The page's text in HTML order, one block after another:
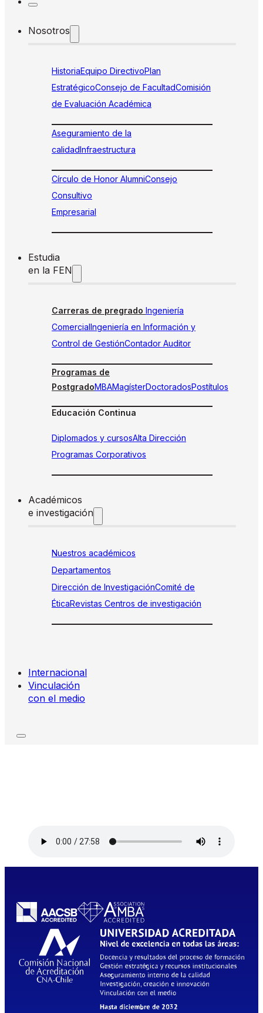
Nosotros
HistoriaEquipo DirectivoPlan
EstratégicoConsejo de FacultadComisión
de Evaluación Académica
Aseguramiento de la
calidadInfraestructura
Círculo de Honor AlumniConsejo
Consultivo
Empresarial
Estudia
en la FEN
Carreras de pregrado Ingeniería
ComercialIngeniería en Información y
Control de GestiónContador Auditor
Programas de
PostgradoMBAMagísterDoctoradosPostítulos
Educación Continua
Diplomados y cursosAlta Dirección
Programas Corporativos
Académicos
e investigación
Nuestros académicos
Departamentos
Dirección de InvestigaciónComité de
ÉticaRevistas Centros de investigación
Internacional
Vinculación
con el medio